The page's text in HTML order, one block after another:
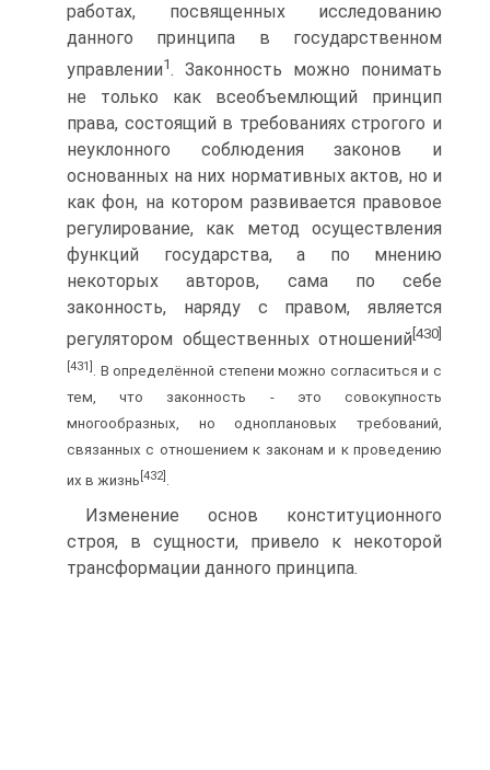
работах, посвященных исследованию
данного принципа в государственном
управлении1. Законность можно понимать
не только как всеобъемлющий принцип
права, состоящий в требованиях строгого и
неуклонного соблюдения законов и
основанных на них нормативных актов, но и
как фон, на котором развивается правовое
регулирование, как метод осуществления
функций государства, а по мнению
некоторых авторов, сама по себе
законность, наряду с правом, является
регулятором общественных отношений [430]
[431]
. В определённой степени можно согласиться и с
тем, что законность - это совокупность
многообразных, но одноплановых требований,
связанных с отношением к законам и к проведению
их в жизнь [432]
Изменение основ конституционного
строя, в сущности, привело к некоторой
трансформации данного принципа.